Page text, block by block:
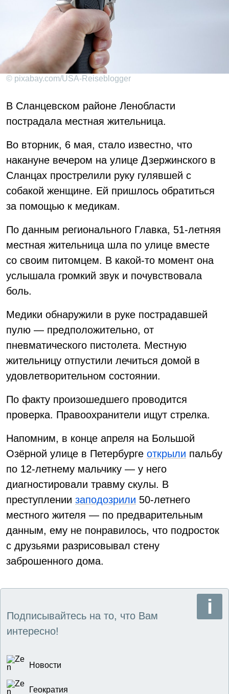
© pixabay.com/USA-Reiseblogger
В Сланцевском районе Ленобласти
пострадала местная жительница.
Во вторник, 6 мая, стало известно, что
накануне вечером на улице Дзержинского в
Сланцах прострелили руку гулявшей с
собакой женщине. Ей пришлось обратиться
за помощью к медикам.
По данным регионального Главка, 51-летняя
местная жительница шла по улице вместе
со своим питомцем. В какой-то момент она
услышала громкий звук и почувствовала
боль.
Медики обнаружили в руке пострадавшей
пулю — предположительно, от
пневматического пистолета. Местную
жительницу отпустили лечиться домой в
удовлетворительном состоянии.
По факту произошедшего проводится
проверка. Правоохранители ищут стрелка.
Напомним, в конце апреля на Большой
Озёрной улице в Петербурге открыли пальбу
по 12-летнему мальчику — у него
диагностировали травму скулы. В
преступлении заподозрили 50-летнего
местного жителя — по предварительным
данным, ему не понравилось, что подросток
с друзьями разрисовывал стену
заброшенного дома.
Подписывайтесь на то, что Вам
интересно!
Новости
Геократия